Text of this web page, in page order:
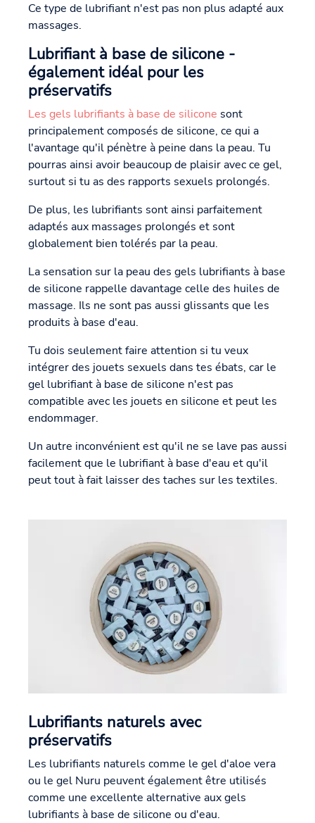
Ce type de lubrifiant n'est pas non plus adapté aux
massages.
Lubrifiant à base de silicone -
également idéal pour les
préservatifs
Les gels lubrifiants à base de silicone sont
principalement composés de silicone, ce qui a
l'avantage qu'il pénètre à peine dans la peau. Tu
pourras ainsi avoir beaucoup de plaisir avec ce gel,
surtout si tu as des rapports sexuels prolongés.
De plus, les lubrifiants sont ainsi parfaitement
adaptés aux massages prolongés et sont
globalement bien tolérés par la peau.
La sensation sur la peau des gels lubrifiants à base
de silicone rappelle davantage celle des huiles de
massage. Ils ne sont pas aussi glissants que les
produits à base d'eau.
Tu dois seulement faire attention si tu veux
intégrer des jouets sexuels dans tes ébats, car le
gel lubrifiant à base de silicone n'est pas
compatible avec les jouets en silicone et peut les
endommager.
Un autre inconvénient est qu'il ne se lave pas aussi
facilement que le lubrifiant à base d'eau et qu'il
peut tout à fait laisser des taches sur les textiles.
Lubrifiants naturels avec
préservatifs
Les lubrifiants naturels comme le gel d'aloe vera
ou le gel Nuru peuvent également être utilisés
comme une excellente alternative aux gels
lubrifiants à base de silicone ou d'eau.